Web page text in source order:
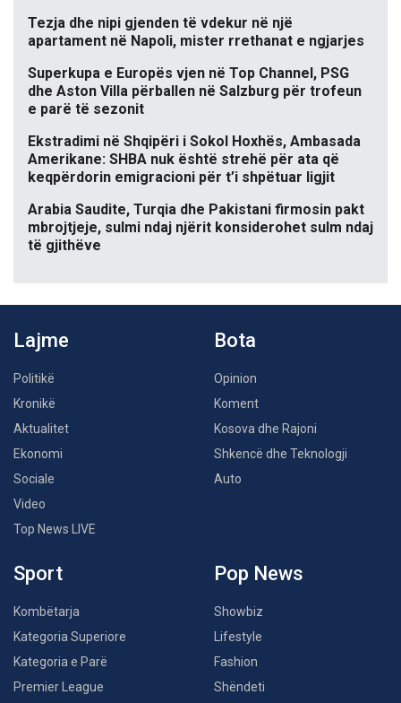
Tezja dhe nipi gjenden të vdekur në një
apartament në Napoli, mister rrethanat e ngjarjes
Superkupa e Europës vjen në Top Channel, PSG
dhe Aston Villa përballen në Salzburg për trofeun
e parë të sezonit
Ekstradimi në Shqipëri i Sokol Hoxhës, Ambasada
Amerikane: SHBA nuk është strehë për ata që
keqpërdorin emigracioni për t’i shpëtuar ligjit
Arabia Saudite, Turqia dhe Pakistani firmosin pakt
mbrojtjeje, sulmi ndaj njërit konsiderohet sulm ndaj
të gjithëve
Lajme
Politikë
Kronikë
Aktualitet
Ekonomi
Sociale
Video
Top News LIVE
Bota
Opinion
Koment
Kosova dhe Rajoni
Shkencë dhe Teknologji
Auto
Sport
Kombëtarja
Kategoria Superiore
Kategoria e Parë
Premier League
Pop News
Showbiz
Lifestyle
Fashion
Shëndeti